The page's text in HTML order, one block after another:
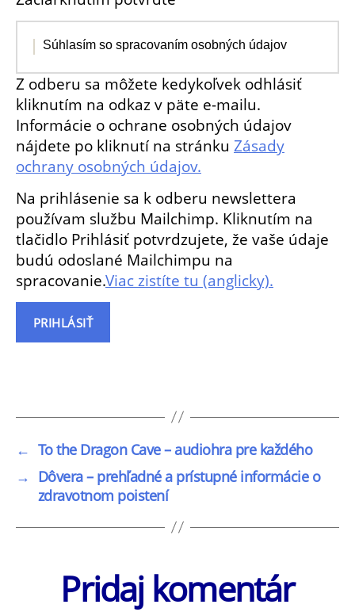
Súhlasím so spracovaním osobných údajov
Z odberu sa môžete kedykoľvek odhlásiť
kliknutím na odkaz v päte e-mailu.
Informácie o ochrane osobných údajov
nájdete po kliknutí na stránku Zásady
ochrany osobných údajov.
Na prihlásenie sa k odberu newslettera
používam službu Mailchimp. Kliknutím na
tlačidlo Prihlásiť potvrdzujete, že vaše údaje
budú odoslané Mailchimpu na
spracovanie.Viac zistíte tu (anglicky).
← To the Dragon Cave – audiohra pre každého
→ Dôvera – prehľadné a prístupné informácie o
zdravotnom poistení
Pridaj komentár